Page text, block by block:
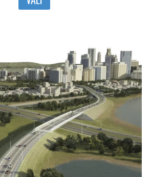
Valikuid
saab
teha
tootelehel.